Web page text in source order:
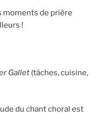
de prière
!
Gallet (tâches, cuisine,
du chant choral est